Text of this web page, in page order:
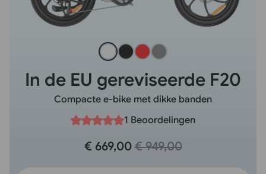
In de EU gereviseerde F20
Compacte e-bike met dikke banden
1 Beoordelingen
€ 669,00 € 949,00